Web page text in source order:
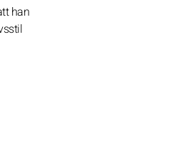
han